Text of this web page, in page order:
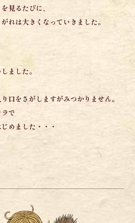
見るたびに、
れは大きくなっていきました。
ました。
り口をさがしますがみつかりません。
で
めました・・・